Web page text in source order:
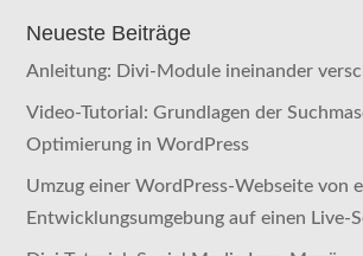
Neueste Beiträge
Anleitung: Divi-Module ineinander
Video-Tutorial: Grundlagen der
Optimierung in WordPress
Umzug einer WordPress-Webseite von
Entwicklungsumgebung auf einen Live-